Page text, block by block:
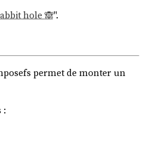
hole 🙈".
permet de monter un
: